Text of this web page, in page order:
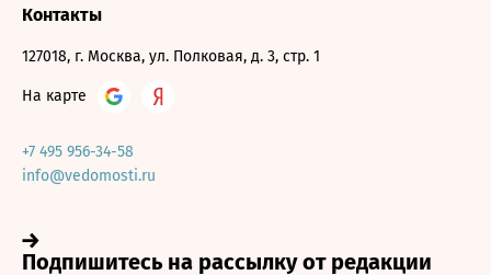
Контакты
127018, г. Москва, ул. Полковая, д. 3, стр. 1
На карте
+7 495 956-34-58
info@vedomosti.ru